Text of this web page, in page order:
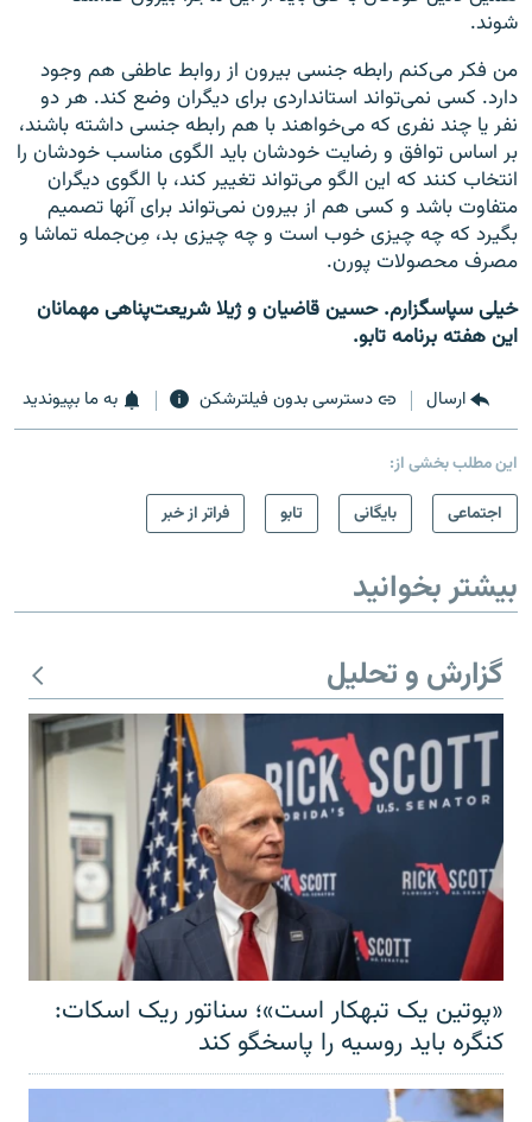
شوند.
من فکر می‌کنم رابطه جنسی بیرون از روابط عاطفی هم وجود
دارد. کسی نمی‌تواند استانداردی برای دیگران وضع کند. هر دو
نفر یا چند نفری که می‌خواهند با هم رابطه جنسی داشته باشند،
بر اساس توافق و رضایت خودشان باید الگوی مناسب خودشان را
انتخاب کنند که این الگو می‌تواند تغییر کند، با الگوی دیگران
متفاوت باشد و کسی هم از بیرون نمی‌تواند برای آنها تصمیم
بگیرد که چه چیزی خوب است و چه چیزی بد، مِن‌جمله تماشا و
مصرف محصولات پورن.
خیلی سپاسگزارم. حسین قاضیان و ژیلا شریعت‌پناهی مهمانان
این هفته برنامه تابو.
ارسال دسترسی بدون فیلترشکن به ما بپیوندید
این مطلب بخشی از:
اجتماعی
بایگانی تابو فراتر از خبر
بیشتر بخوانید
گزارش و تحلیل
«پوتین یک تبهکار است»؛ سناتور ریک اسکات:
کنگره باید روسیه را پاسخگو کند